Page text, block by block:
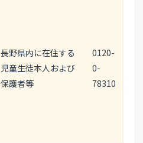
長野県内に在住する
児童生徒本人および
保護者等
0120-
0-
78310